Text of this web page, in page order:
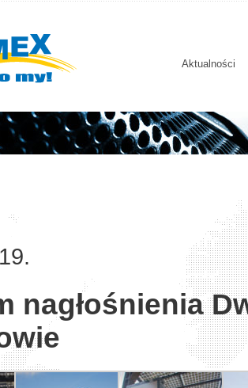
Aktualności
nagłośnienia